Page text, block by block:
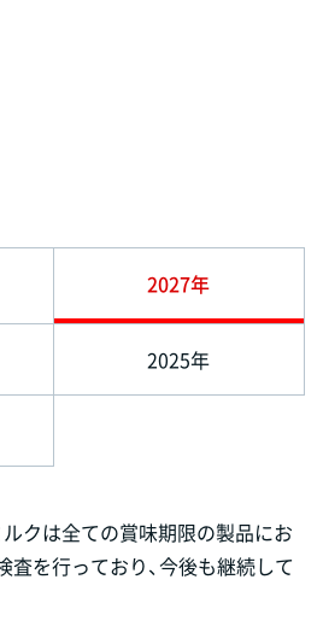
2027年
2025年
ルクは全ての賞味期限の製品にお
査を行っており、今後も継続して